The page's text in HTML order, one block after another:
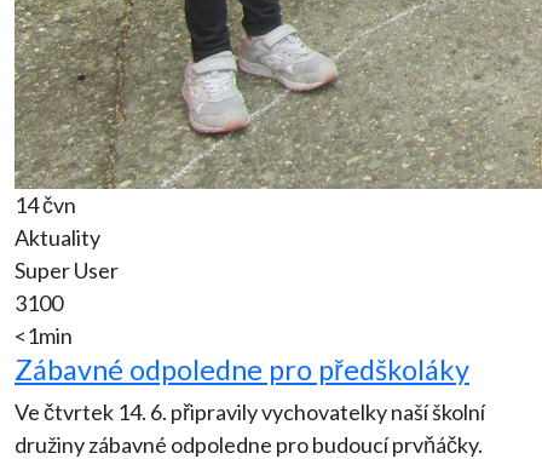
14 čvn
Aktuality
Super User
3100
<1min
Zábavné odpoledne pro předškoláky
Ve čtvrtek 14. 6. připravily vychovatelky naší školní
družiny zábavné odpoledne pro budoucí prvňáčky.